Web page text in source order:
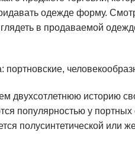
одежде форму.
в продаваемой
двухсотлетнюю историю
популярностью у портных
полусинтетической или